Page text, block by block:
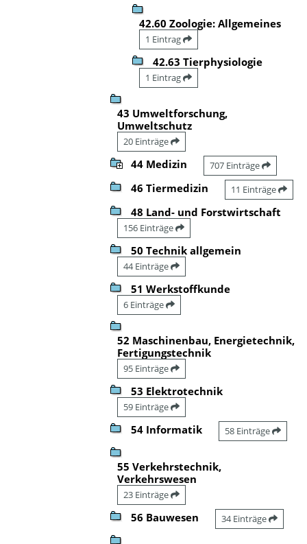
42.60 Zoologie: Allgemeines
1 Eintrag
42.63 Tierphysiologie
1 Eintrag
43 Umweltforschung,
Umweltschutz
20 Einträge
44 Medizin 707 Einträge
46 Tiermedizin 11 Einträge
48 Land- und Forstwirtschaft
156 Einträge
50 Technik allgemein
44 Einträge
51 Werkstoffkunde
6 Einträge
52 Maschinenbau, Energietechnik,
Fertigungstechnik
95 Einträge
53 Elektrotechnik
59 Einträge
54 Informatik 58 Einträge
55 Verkehrstechnik,
Verkehrswesen
23 Einträge
56 Bauwesen 34 Einträge